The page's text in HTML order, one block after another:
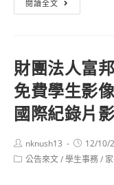
閱讀全文
醫
學
辦
理
「樂
高
實
財團法人富
免費學生影
國際紀錄片
Post
author:
nknush13
Post
published:
12/10/
Post公告來文/學生事務/